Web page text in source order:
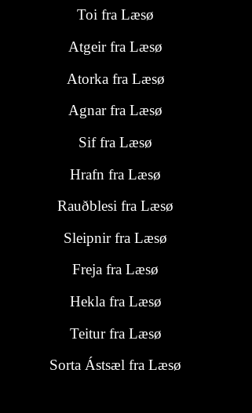
Toi fra Læsø
Atgeir fra Læsø
Atorka fra Læsø
Agnar fra Læsø
Sif fra Læsø
Hrafn fra Læsø
Rauðblesi fra Læsø
Sleipnir fra Læsø
Freja fra Læsø
Hekla fra Læsø
Teitur fra Læsø
Sorta Ástsæl fra Læsø